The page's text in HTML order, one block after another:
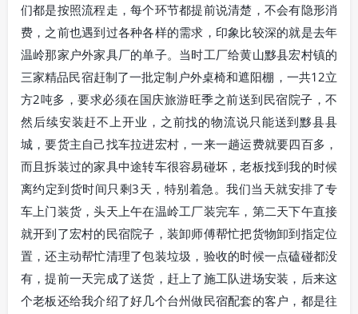
们都是按照流程走，每个环节都提前说清楚，不会有隐形消
费，之前也遇到过各种各样的需求，印象比较深的就是去年
温岭那家户外家具厂的单子。当时工厂给黄山黟县宏村镇的
三家精品民宿赶制了一批定制户外桌椅和遮阳棚，一共12立
方2吨多，要求必须在国庆旅游旺季之前送到民宿院子，不
然后续安装赶不上开业，之前找的物流说只能送到黟县县
城，要货主自己找车拉进宏村，一来一趟运费就要四百多，
而且拆装过的家具中途转车很容易碰坏，老板找到我的时候
离约定到货时间只剩3天，特别着急。我们当天就安排了专
车上门装货，头天上午在温岭工厂装完车，第二天下午直接
就开到了宏村的民宿院子，装卸师傅帮忙把货物卸到指定位
置，还主动帮忙清理了包装垃圾，验收的时候一点磕碰都没
有，提前一天完成了送货，赶上了施工队进场安装，后来这
个老板还给我介绍了好几个台州做民宿配套的客户，都是往